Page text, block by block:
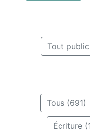
Tout public
Tous (691)
Écriture